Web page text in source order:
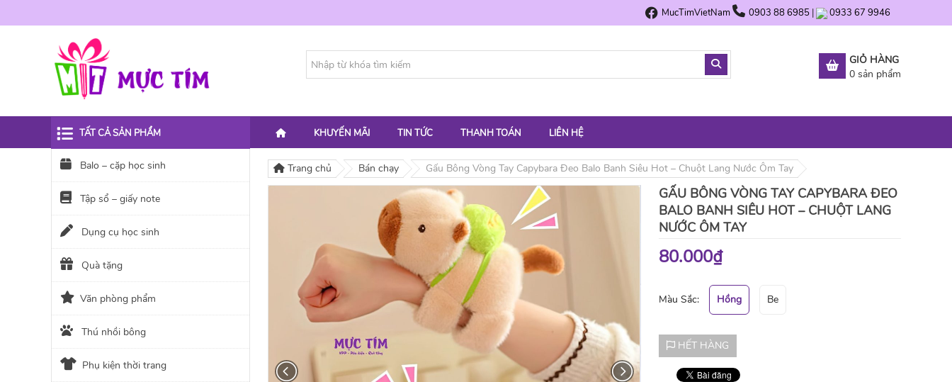
MucTimVietNam 0903 88 6985 | 0933 67 9946
GIỎ HÀNG
0 sản phẩm
KHUYẾN MÃI TIN TỨC THANH TOÁN LIÊN HỆ
Trang chủ Bán chạy Gấu Bông Vòng Tay Capybara Đeo Balo Banh Siêu Hot – Chuột Lang Nước Ôm Tay
GẤU BÔNG VÒNG TAY CAPYBARA ĐEO
BALO BANH SIÊU HOT – CHUỘT LANG
NƯỚC ÔM TAY
80.000₫
Màu Sắc: Hồng Be
HẾT HÀNG
TẤT CẢ SẢN PHẨM
Balo – cặp học sinh
Tập sổ – giấy note
Dụng cụ học sinh
Quà tặng
Văn phòng phẩm
Thú nhồi bông
Phụ kiện thời trang